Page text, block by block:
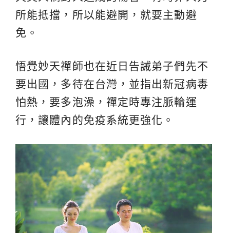
所能抵擋，所以能避開，就要主動避
免。
悟覺妙天禪師也在近日告誡弟子們先不
要出國，多待在台灣，並指出新冠病毒
怕熱，要多泡澡，禪定時專注脈輪運
行，讓體內的免疫系統更強化。